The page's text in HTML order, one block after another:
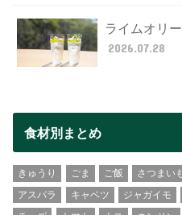
ライムオリ
2026.07.28
食材別まとめ
きゅうり ごま ご飯 さつまい
アスパラ
キャベツ ジャガイモ